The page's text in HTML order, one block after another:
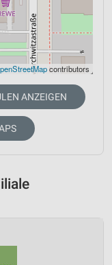
contributors
ANZEIGEN